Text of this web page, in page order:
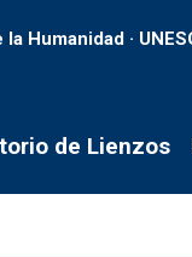
Humanidad ·
de Lienzos